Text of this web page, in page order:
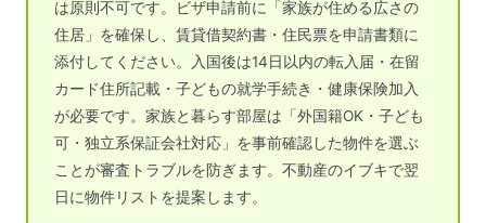
は原則不可です。ビザ申請前に「家族が住める広さの
住居」を確保し、賃貸借契約書・住民票を申請書類に
添付してください。入国後は14日以内の転入届・在留
カード住所記載・子どもの就学手続き・健康保険加入
が必要です。家族と暮らす部屋は「外国籍OK・子ども
可・独立系保証会社対応」を事前確認した物件を選ぶ
ことが審査トラブルを防ぎます。不動産のイブキで翌
日に物件リストを提案します。